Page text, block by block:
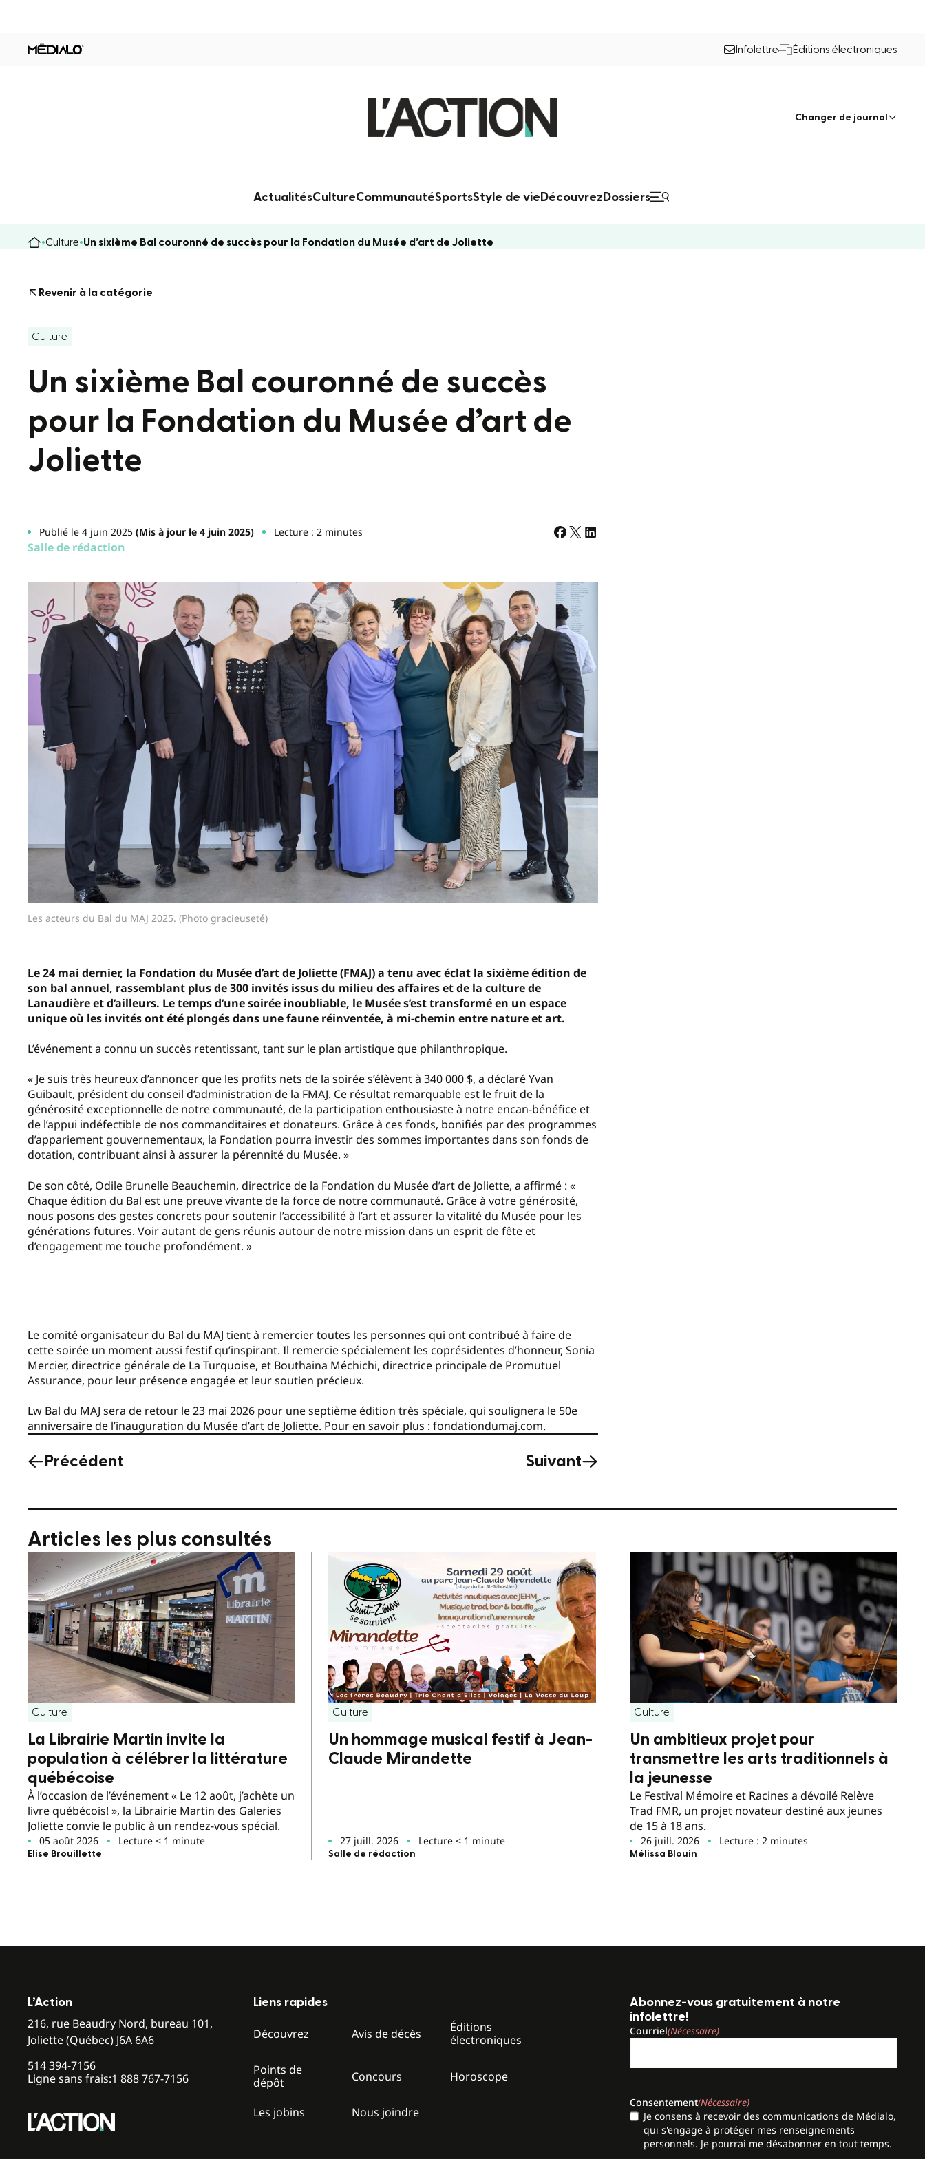
Infolettre Éditions électroniques
Changer de journal
ActualitésCultureCommunautéSportsStyle de vie Découvrez Dossiers
Culture Un sixième Bal couronné de succès pour la Fondation du Musée d’art de Joliette
Revenir à la catégorie
Culture
Un sixième Bal couronné de succès
pour la Fondation du Musée d’art de
Joliette
Publié le 4 juin 2025(Mis à jour le 4 juin 2025) Lecture : 2 minutes
Salle de rédaction
Les acteurs du Bal du MAJ 2025. (Photo gracieuseté)
Le 24 mai dernier, la Fondation du Musée d’art de Joliette (FMAJ) a tenu avec éclat la sixième édition de
son bal annuel, rassemblant plus de 300 invités issus du milieu des affaires et de la culture de
Lanaudière et d’ailleurs. Le temps d’une soirée inoubliable, le Musée s’est transformé en un espace
unique où les invités ont été plongés dans une faune réinventée, à mi-chemin entre nature et art.
L’événement a connu un succès retentissant, tant sur le plan artistique que philanthropique.
« Je suis très heureux d’annoncer que les profits nets de la soirée s’élèvent à 340 000 $, a déclaré Yvan
Guibault, président du conseil d’administration de la FMAJ. Ce résultat remarquable est le fruit de la
générosité exceptionnelle de notre communauté, de la participation enthousiaste à notre encan-bénéfice et
de l’appui indéfectible de nos commanditaires et donateurs. Grâce à ces fonds, bonifiés par des programmes
d’appariement gouvernementaux, la Fondation pourra investir des sommes importantes dans son fonds de
dotation, contribuant ainsi à assurer la pérennité du Musée. »
De son côté, Odile Brunelle Beauchemin, directrice de la Fondation du Musée d’art de Joliette, a affirmé : «
Chaque édition du Bal est une preuve vivante de la force de notre communauté. Grâce à votre générosité,
nous posons des gestes concrets pour soutenir l’accessibilité à l’art et assurer la vitalité du Musée pour les
générations futures. Voir autant de gens réunis autour de notre mission dans un esprit de fête et
d’engagement me touche profondément. »
Le comité organisateur du Bal du MAJ tient à remercier toutes les personnes qui ont contribué à faire de
cette soirée un moment aussi festif qu’inspirant. Il remercie spécialement les coprésidentes d’honneur, Sonia
Mercier, directrice générale de La Turquoise, et Bouthaina Méchichi, directrice principale de Promutuel
Assurance, pour leur présence engagée et leur soutien précieux.
Lw Bal du MAJ sera de retour le 23 mai 2026 pour une septième édition très spéciale, qui soulignera le 50e
anniversaire de l’inauguration du Musée d’art de Joliette. Pour en savoir plus : fondationdumaj.com.
Précédent Suivant
Articles les plus consultés
Culture
La Librairie Martin invite la
population à célébrer la littérature
québécoise
À l’occasion de l’événement « Le 12 août, j’achète un
livre québécois! », la Librairie Martin des Galeries
Joliette convie le public à un rendez-vous spécial.
05 août 2026 Lecture < 1 minute
Elise Brouillette
Culture
Un hommage musical festif à Jean-
Claude Mirandette
27 juill. 2026 Lecture < 1 minute
Salle de rédaction
Culture
Un ambitieux projet pour
transmettre les arts traditionnels à
la jeunesse
Le Festival Mémoire et Racines a dévoilé Relève
Trad FMR, un projet novateur destiné aux jeunes
de 15 à 18 ans.
26 juill. 2026 Lecture : 2 minutes
Mélissa Blouin
L’Action
216, rue Beaudry Nord, bureau 101,
Joliette (Québec) J6A 6A6
514 394-7156
Ligne sans frais:1 888 767-7156
Liens rapides
Découvrez Avis de décès
Éditions
électroniques
Points de
dépôt
Concours Horoscope
Les jobins Nous joindre
Abonnez-vous gratuitement à notre
infolettre!
Courriel(Nécessaire)
Consentement(Nécessaire)
Je consens à recevoir des communications de Médialo,
qui s'engage à protéger mes renseignements
personnels. Je pourrai me désabonner en tout temps.